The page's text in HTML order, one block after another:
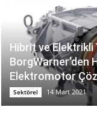
Hibrit ve
BorgWarner’den
Elektromotor
Sektörel 14 Mart 2021